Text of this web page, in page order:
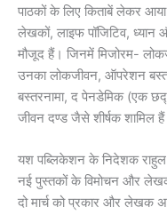
पाठकों के लिए किताबें लेकर
लेखकों, लाइफ पॉजिटिव, ध्यान
मौजूद हैं। जिनमें मिजोरम-
उनका लोकजीवन, ऑपरेशन
बस्तरनामा, द पेनडेमिक (एक
जीवन दण्ड जैसे शीर्षक शामिल
यश पब्लिकेशन के निदेशक राहुल
नई पुस्तकों के विमोचन और
दो मार्च को प्रकार और लेखक